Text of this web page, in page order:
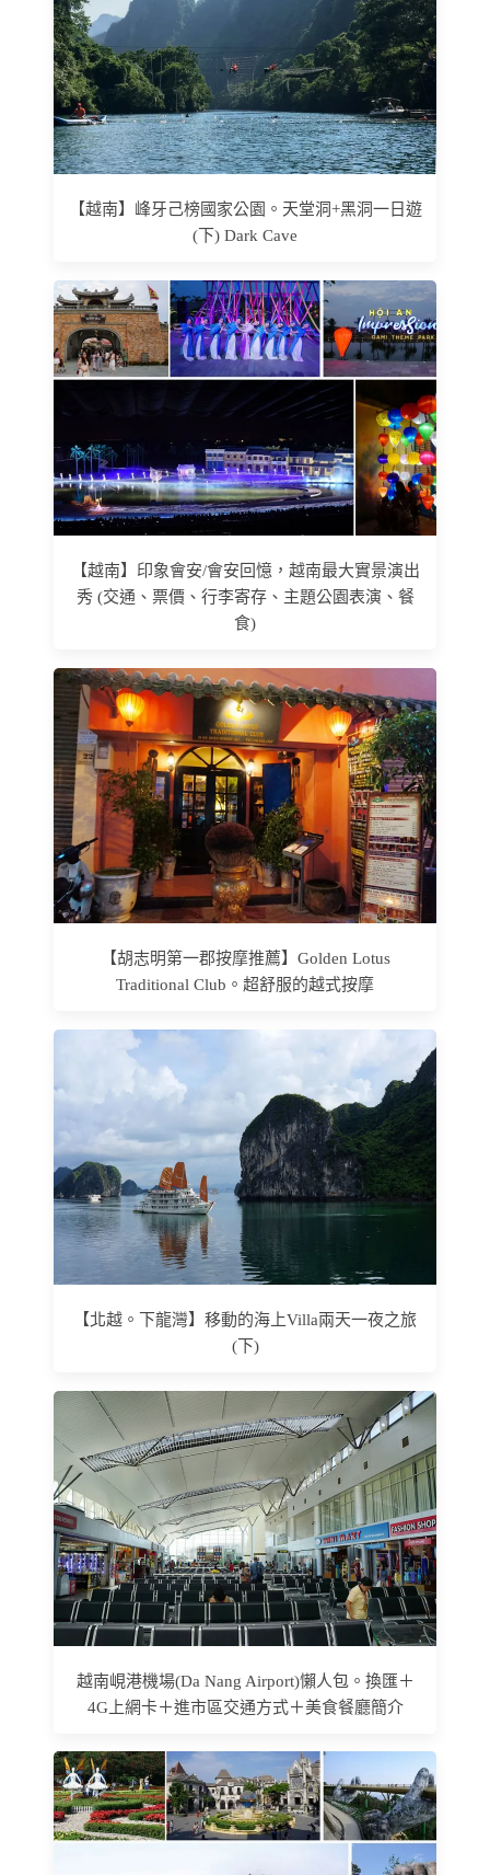
【越南】峰牙己榜國家公園。天堂洞+黑洞一日遊
(下) Dark Cave
【越南】印象會安/會安回憶，越南最大實景演出
秀 (交通、票價、行李寄存、主題公園表演、餐
食)
【胡志明第一郡按摩推薦】Golden Lotus
Traditional Club。超舒服的越式按摩
【北越。下龍灣】移動的海上Villa兩天一夜之旅
(下)
越南峴港機場(Da Nang Airport)懶人包。換匯＋
4G上網卡＋進市區交通方式＋美食餐廳簡介